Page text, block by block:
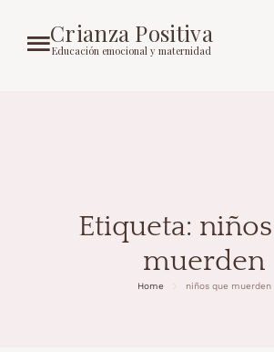
Crianza Positiva
Educación emocional y maternidad
Etiqueta:
muerden
Home niños que muerden